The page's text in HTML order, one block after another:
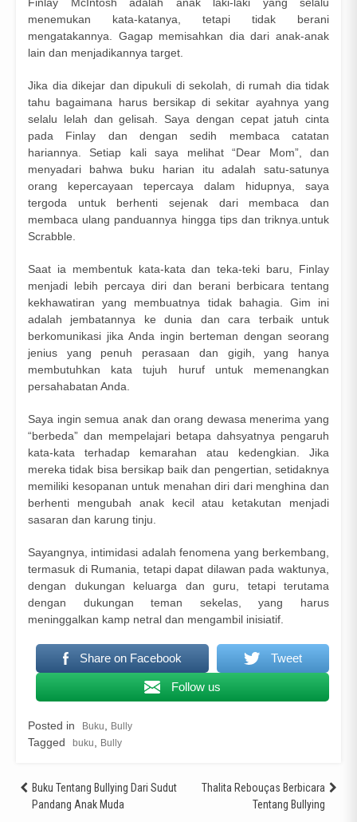
menemukan kata-katanya, tetapi tidak berani
mengatakannya. Gagap memisahkan dia dari anak-anak
lain dan menjadikannya target.
Jika dia dikejar dan dipukuli di sekolah, di rumah dia tidak
tahu bagaimana harus bersikap di sekitar ayahnya yang
selalu lelah dan gelisah. Saya dengan cepat jatuh cinta
pada Finlay dan dengan sedih membaca catatan
hariannya. Setiap kali saya melihat “Dear Mom”, dan
menyadari bahwa buku harian itu adalah satu-satunya
orang kepercayaan tepercaya dalam hidupnya, saya
tergoda untuk berhenti sejenak dari membaca dan
membaca ulang panduannya hingga tips dan triknya.untuk
Scrabble.
Saat ia membentuk kata-kata dan teka-teki baru, Finlay
menjadi lebih percaya diri dan berani berbicara tentang
kekhawatiran yang membuatnya tidak bahagia. Gim ini
adalah jembatannya ke dunia dan cara terbaik untuk
berkomunikasi jika Anda ingin berteman dengan seorang
jenius yang penuh perasaan dan gigih, yang hanya
membutuhkan kata tujuh huruf untuk memenangkan
persahabatan Anda.
Saya ingin semua anak dan orang dewasa menerima yang
“berbeda” dan mempelajari betapa dahsyatnya pengaruh
kata-kata terhadap kemarahan atau kedengkian. Jika
mereka tidak bisa bersikap baik dan pengertian, setidaknya
memiliki kesopanan untuk menahan diri dari menghina dan
berhenti mengubah anak kecil atau ketakutan menjadi
sasaran dan karung tinju.
Sayangnya, intimidasi adalah fenomena yang berkembang,
termasuk di Rumania, tetapi dapat dilawan pada waktunya,
dengan dukungan keluarga dan guru, tetapi terutama
dengan dukungan teman sekelas, yang harus
meninggalkan kamp netral dan mengambil inisiatif.
Share on Facebook Tweet
Follow us
Posted in Buku Bully
Tagged buku Bully
Post
Buku Tentang Bullying Dari Sudut
Pandang Anak Muda
Thalita Rebouças Berbicara
Tentang Bullying